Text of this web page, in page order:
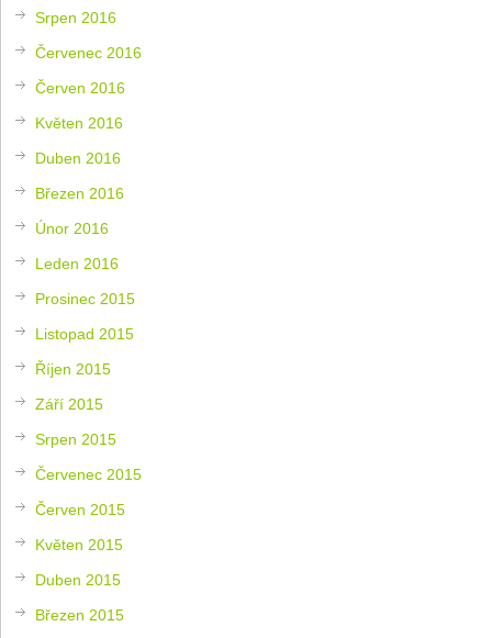
Srpen 2016
Červenec 2016
Červen 2016
Květen 2016
Duben 2016
Březen 2016
Únor 2016
Leden 2016
Prosinec 2015
Listopad 2015
Říjen 2015
Září 2015
Srpen 2015
Červenec 2015
Červen 2015
Květen 2015
Duben 2015
Březen 2015